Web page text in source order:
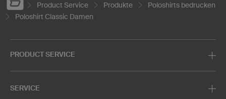
Product Service Produkte
Poloshirts bedrucken
Poloshirt Classic Damen
PRODUCT SERVICE
SERVICE